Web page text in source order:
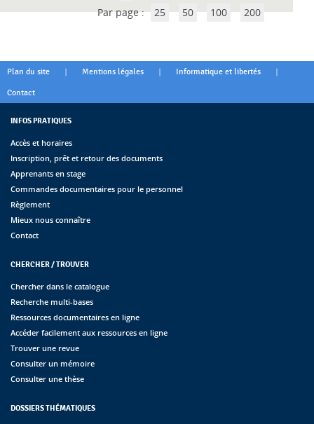
Par page : 25 50 100 200
Plan du site | Mentions légales | Informatique et libertés |
Contact
INFOS PRATIQUES
Accès et horaires
Inscription, prêt et retour des documents
Apprenants en stage
Commandes documentaires pour le personnel
Règlement
Mieux nous connaître
Contact
CHERCHER / TROUVER
Chercher dans le catalogue
Recherche multi-bases
Ressources documentaires en ligne
Accéder facilement aux ressources en ligne
Trouver une revue
Consulter un mémoire
Consulter une thèse
DOSSIERS THÉMATIQUES